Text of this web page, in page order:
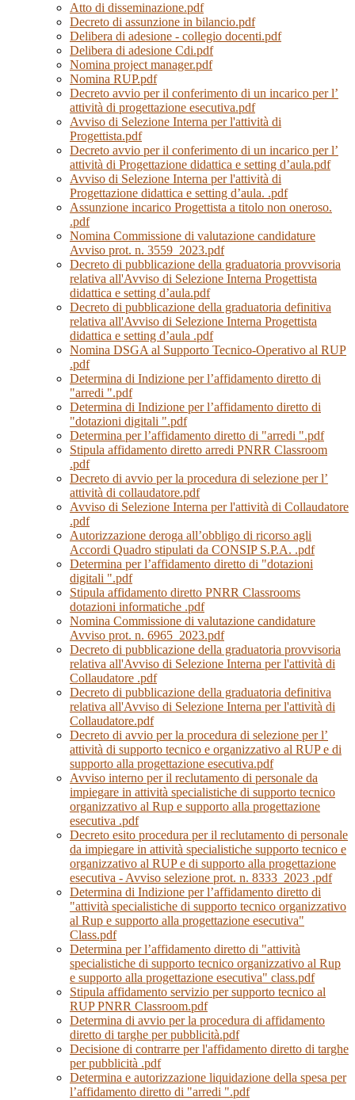
Atto di disseminazione.pdf
Decreto di assunzione in bilancio.pdf
Delibera di adesione - collegio docenti.pdf
Delibera di adesione Cdi.pdf
Nomina project manager.pdf
Nomina RUP.pdf
Decreto avvio per il conferimento di un incarico per l’
attività di progettazione esecutiva.pdf
Avviso di Selezione Interna per l'attività di
Progettista.pdf
Decreto avvio per il conferimento di un incarico per l’
attività di Progettazione didattica e setting d’aula.pdf
Avviso di Selezione Interna per l'attività di
Progettazione didattica e setting d’aula. .pdf
Assunzione incarico Progettista a titolo non oneroso.
.pdf
Nomina Commissione di valutazione candidature
Avviso prot. n. 3559_2023.pdf
Decreto di pubblicazione della graduatoria provvisoria
relativa all'Avviso di Selezione Interna Progettista
didattica e setting d’aula.pdf
Decreto di pubblicazione della graduatoria definitiva
relativa all'Avviso di Selezione Interna Progettista
didattica e setting d’aula .pdf
Nomina DSGA al Supporto Tecnico-Operativo al RUP
.pdf
Determina di Indizione per l’affidamento diretto di
"arredi ".pdf
Determina di Indizione per l’affidamento diretto di
"dotazioni digitali ".pdf
Determina per l’affidamento diretto di "arredi ".pdf
Stipula affidamento diretto arredi PNRR Classroom
.pdf
Decreto di avvio per la procedura di selezione per l’
attività di collaudatore.pdf
Avviso di Selezione Interna per l'attività di Collaudatore
.pdf
Autorizzazione deroga all’obbligo di ricorso agli
Accordi Quadro stipulati da CONSIP S.P.A. .pdf
Determina per l’affidamento diretto di "dotazioni
digitali ".pdf
Stipula affidamento diretto PNRR Classrooms
dotazioni informatiche .pdf
Nomina Commissione di valutazione candidature
Avviso prot. n. 6965_2023.pdf
Decreto di pubblicazione della graduatoria provvisoria
relativa all'Avviso di Selezione Interna per l'attività di
Collaudatore .pdf
Decreto di pubblicazione della graduatoria definitiva
relativa all'Avviso di Selezione Interna per l'attività di
Collaudatore.pdf
Decreto di avvio per la procedura di selezione per l’
attività di supporto tecnico e organizzativo al RUP e di
supporto alla progettazione esecutiva.pdf
Avviso interno per il reclutamento di personale da
impiegare in attività specialistiche di supporto tecnico
organizzativo al Rup e supporto alla progettazione
esecutiva .pdf
Decreto esito procedura per il reclutamento di personale
da impiegare in attività specialistiche supporto tecnico e
organizzativo al RUP e di supporto alla progettazione
esecutiva - Avviso selezione prot. n. 8333_2023 .pdf
Determina di Indizione per l’affidamento diretto di
"attività specialistiche di supporto tecnico organizzativo
al Rup e supporto alla progettazione esecutiva"
Class.pdf
Determina per l’affidamento diretto di "attività
specialistiche di supporto tecnico organizzativo al Rup
e supporto alla progettazione esecutiva" class.pdf
Stipula affidamento servizio per supporto tecnico al
RUP PNRR Classroom.pdf
Determina di avvio per la procedura di affidamento
diretto di targhe per pubblicità.pdf
Decisione di contrarre per l'affidamento diretto di targhe
per pubblicità .pdf
Determina e autorizzazione liquidazione della spesa per
l’affidamento diretto di "arredi ".pdf